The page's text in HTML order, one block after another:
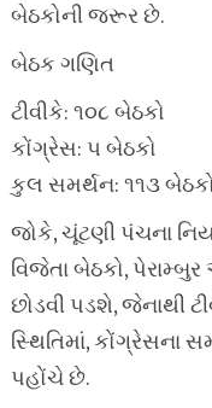
બેઠકોની જરૂર છે.
બેઠક ગણિત
ટીવીકે: ૧૦૮ બેઠકો
કોંગ્રેસ: ૫ બેઠકો
કુલ સમર્થન: ૧૧૩
જોકે, ચૂંટણી પંચના
વિજેતા બેઠકો,
છોડવી પડશે, જેનાથી
સ્થિતિમાં, કોંગ્રેસના
પહોંચે છે.